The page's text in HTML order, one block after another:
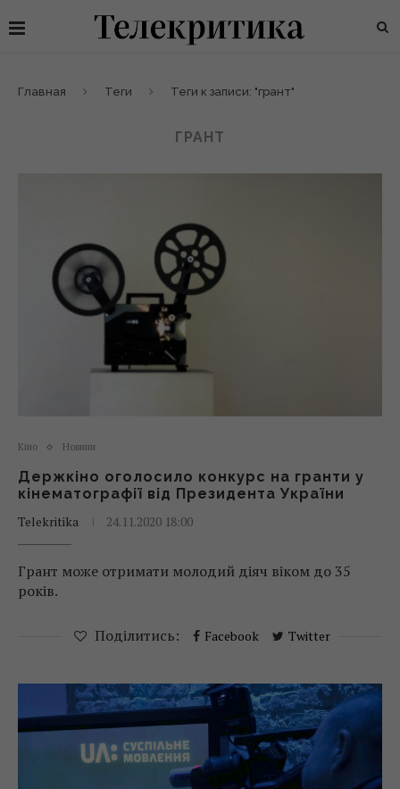
Главная Теги Теги к записи: "грант"
ГРАНТ
Кіно Новини
Держкіно оголосило конкурс на гранти у
кінематографії від Президента України
Telekritika
24.11.2020 18:00
Грант може отримати молодий діяч віком до 35
років.
Поділитись: Facebook Twitter